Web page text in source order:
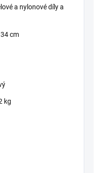
a nylonové díly a
cm
kg